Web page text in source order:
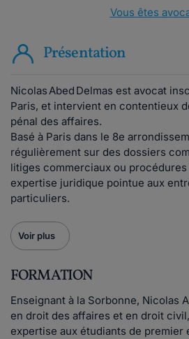
Vous êtes
Présentation
Nicolas Abed Delmas est avocat
Paris, et intervient en contentieux
pénal des affaires.
Basé à Paris dans le 8e
régulièrement sur des dossiers
litiges commerciaux ou
expertise juridique pointue aux
particuliers.
Voir plus
FORMATION
Enseignant à la Sorbonne, Nicolas
en droit des affaires et en droit
expertise aux étudiants de premier